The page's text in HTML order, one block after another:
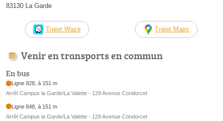
83130 La Garde
Trajet Waze Trajet Maps
Venir en transports en commun
En bus
Ligne 828, à 151 m
Arrêt Campus la Garde/La Valette - 129 Avenue Condorcet
Ligne 848, à 151 m
Arrêt Campus la Garde/La Valette - 129 Avenue Condorcet